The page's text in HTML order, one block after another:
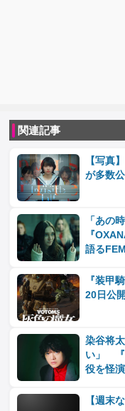
関連記事
【写真
が多数
「あの
『
語る
『装甲
20日公
染谷将
い」 『
役を怪演
【週末